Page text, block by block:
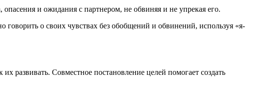
и ожидания с партнером, не обвиняя и не упрекая его.
о своих чувствах без обобщений и обвинений, используя «я-
развивать. Совместное постановление целей помогает создать